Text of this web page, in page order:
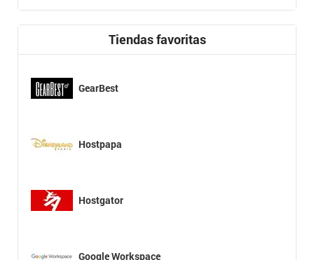
Tiendas favoritas
GearBest
Hostpapa
Hostgator
Google Workspace